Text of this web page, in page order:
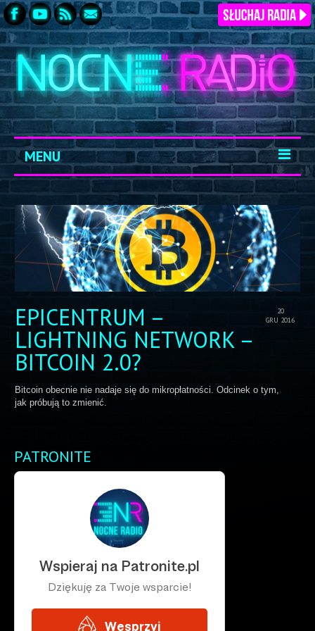
MENU
START
ARCHIWUM
KONTAKT
LOGOWANIE
20
GRU 2016
EPICENTRUM –
LIGHTNING NETWORK –
BITCOIN 2.0?
Bitcoin obecnie nie nadaje się do mikropłatności. Odcinek o tym,
jak próbują to zmienić.
PATRONITE